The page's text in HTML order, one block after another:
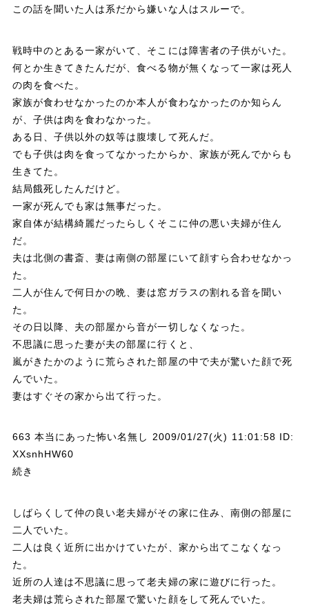
o
a
この話を聞いた人は系だから嫌いな人はスルーで。
戦時中のとある一家がいて、そこには障害者の子供がいた。
何とか生きてきたんだが、食べる物が無くなって一家は死人
の肉を食べた。
家族が食わせなかったのか本人が食わなかったのか知らん
が、子供は肉を食わなかった。
ある日、子供以外の奴等は腹壊して死んだ。
でも子供は肉を食ってなかったからか、家族が死んでからも
生きてた。
結局餓死したんだけど。
一家が死んでも家は無事だった。
家自体が結構綺麗だったらしくそこに仲の悪い夫婦が住ん
だ。
夫は北側の書斎、妻は南側の部屋にいて顔すら合わせなかっ
た。
二人が住んで何日かの晩、妻は窓ガラスの割れる音を聞い
た。
その日以降、夫の部屋から音が一切しなくなった。
不思議に思った妻が夫の部屋に行くと、
嵐がきたかのように荒らされた部屋の中で夫が驚いた顔で死
んでいた。
妻はすぐその家から出て行った。
663 本当にあった怖い名無し 2009/01/27(火) 11:01:58 ID:
XXsnhHW60
続き
しばらくして仲の良い老夫婦がその家に住み、南側の部屋に
二人でいた。
二人は良く近所に出かけていたが、家から出てこなくなっ
た。
近所の人達は不思議に思って老夫婦の家に遊びに行った。
老夫婦は荒らされた部屋で驚いた顔をして死んでいた。